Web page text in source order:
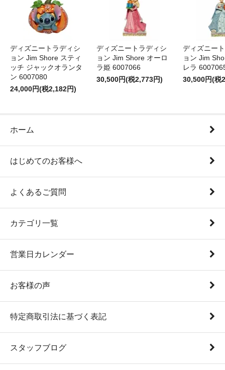
ディズニートラディシ
ョン Jim Shore スティ
ッチ ジャックオランタ
ン 6007080
24,000円(税2,182円)
ディズニートラディシ
ョン Jim Shore オーロ
ラ姫 6007066
30,500円(税2,773円)
ディズニー
ョン Jim
レラ
30,500円(税
ホーム
はじめてのお客様へ
よくあるご質問
カテゴリ一覧
営業日カレンダー
お客様の声
特定商取引法に基づく表記
スタッフブログ